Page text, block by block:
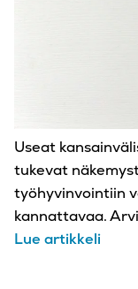
Useat
tukevat
työhyvinvointiin
kannattavaa.
Lue artikkeli